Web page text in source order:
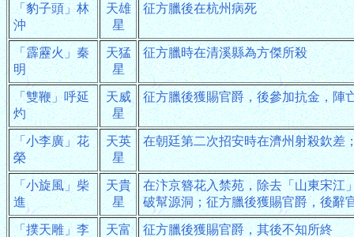
「豹子頭」林
沖
天雄
星
征方臘後在杭州病死
「霹靂火」秦
明
天猛
星
征方臘時在清溪縣為方傑所殺
「雙鞭」呼延
灼
天威
星
征方臘後獲賜官爵，後參加抗金，陣
「小李廣」花
榮
天英
星
在朝廷第二次招安時在濟州射殺欽差
「小旋風」柴
進
天貴
星
在汴京簪花入禁苑，除去「山東宋江
破幫源洞；征方臘後獲賜官爵，後辭
「撲天雕」李
天富
征方臘後獲賜官爵，其後不知所終